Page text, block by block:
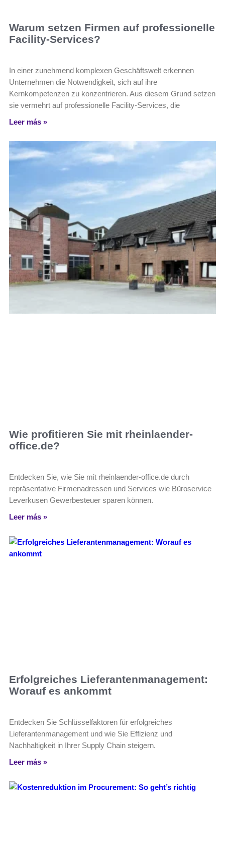
Warum setzen Firmen auf professionelle
Facility-Services?
In einer zunehmend komplexen Geschäftswelt erkennen
Unternehmen die Notwendigkeit, sich auf ihre
Kernkompetenzen zu konzentrieren. Aus diesem Grund setzen
sie vermehrt auf professionelle Facility-Services, die
Leer más »
Wie profitieren Sie mit rheinlaender-
office.de?
Entdecken Sie, wie Sie mit rheinlaender-office.de durch
repräsentative Firmenadressen und Services wie Büroservice
Leverkusen Gewerbesteuer sparen können.
Leer más »
Erfolgreiches Lieferantenmanagement:
Worauf es ankommt
Entdecken Sie Schlüsselfaktoren für erfolgreiches
Lieferantenmanagement und wie Sie Effizienz und
Nachhaltigkeit in Ihrer Supply Chain steigern.
Leer más »